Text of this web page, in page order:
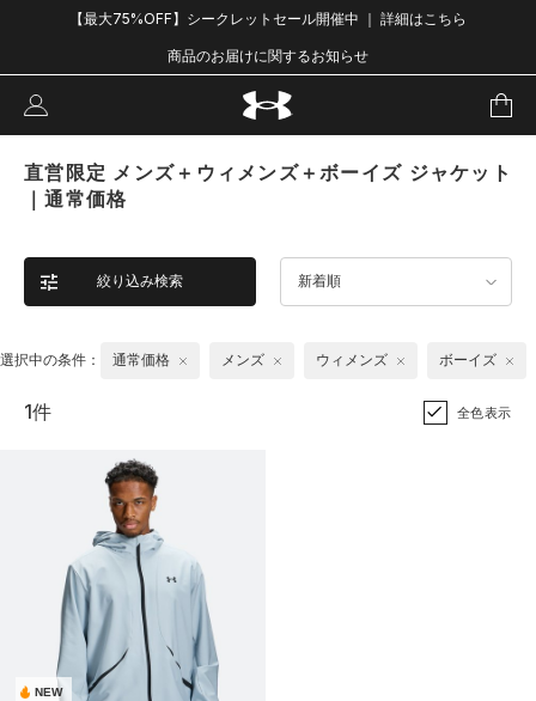
【最大75%OFF】シークレットセール開催中 ｜ 詳細はこちら
商品のお届けに関するお知らせ
直営限定 メンズ＋ウィメンズ＋ボーイズ ジャケット
｜通常価格
絞り込み検索 新着順
選択中の条件： 通常価格 メンズ ウィメンズ ボーイズ
1件 全色表示
NEW